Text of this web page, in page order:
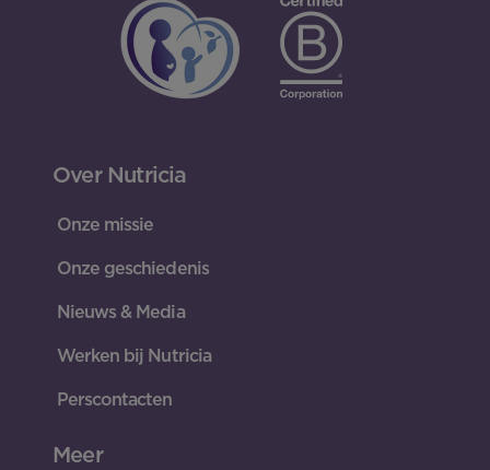
Over Nutricia
Onze missie
Onze geschiedenis
Nieuws & Media
Werken bij Nutricia
Perscontacten
Meer